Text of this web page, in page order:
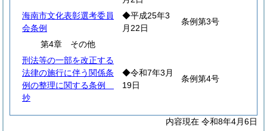
海南市文化表彰選考委員
会条例
◆平成25年3
月22日
条例第3号
第4章 その他
刑法等の一部を改正する
法律の施行に伴う関係条
例の整理に関する条例
抄
◆令和7年3月
19日
条例第4号
内容現在 令和8年4月6日